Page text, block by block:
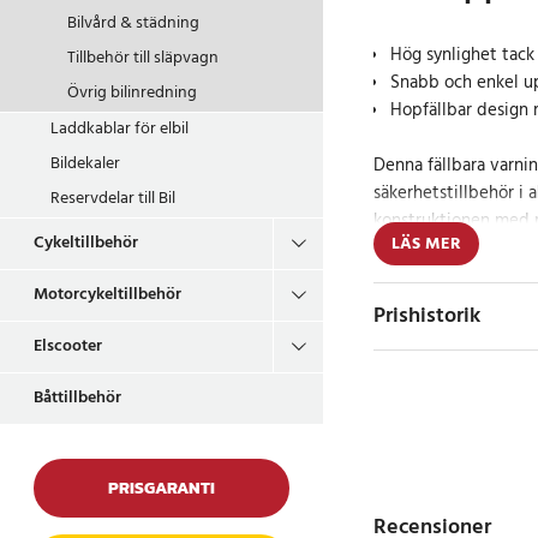
Bilvård & städning
Tillbehör till släpvagn
Övrig bilinredning
Laddkablar för elbil
Bildekaler
Reservdelar till Bil
Cykeltillbehör
Motorcykeltillbehör
Elscooter
Båttillbehör
PRISGARANTI
Hög synlighet
Snabb och enkel
Hopfällbar design
Denna fällbara
säkerhetstillbehör i
konstruktionen med
gör att du syns väl
ljusförhållanden.
Triangeln fälls upp
tack vare sina
LÄS MER
Prishistorik
Recensioner